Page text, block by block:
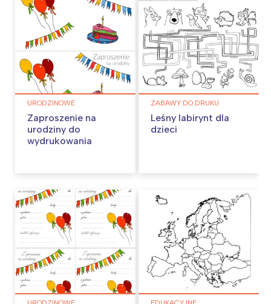
URODZINOWE
Zaproszenie na
urodziny do
wydrukowania
ZABAWY DO DRUKU
Leśny labirynt dla
dzieci